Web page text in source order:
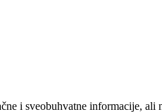
i sveobuhvatne informacije,